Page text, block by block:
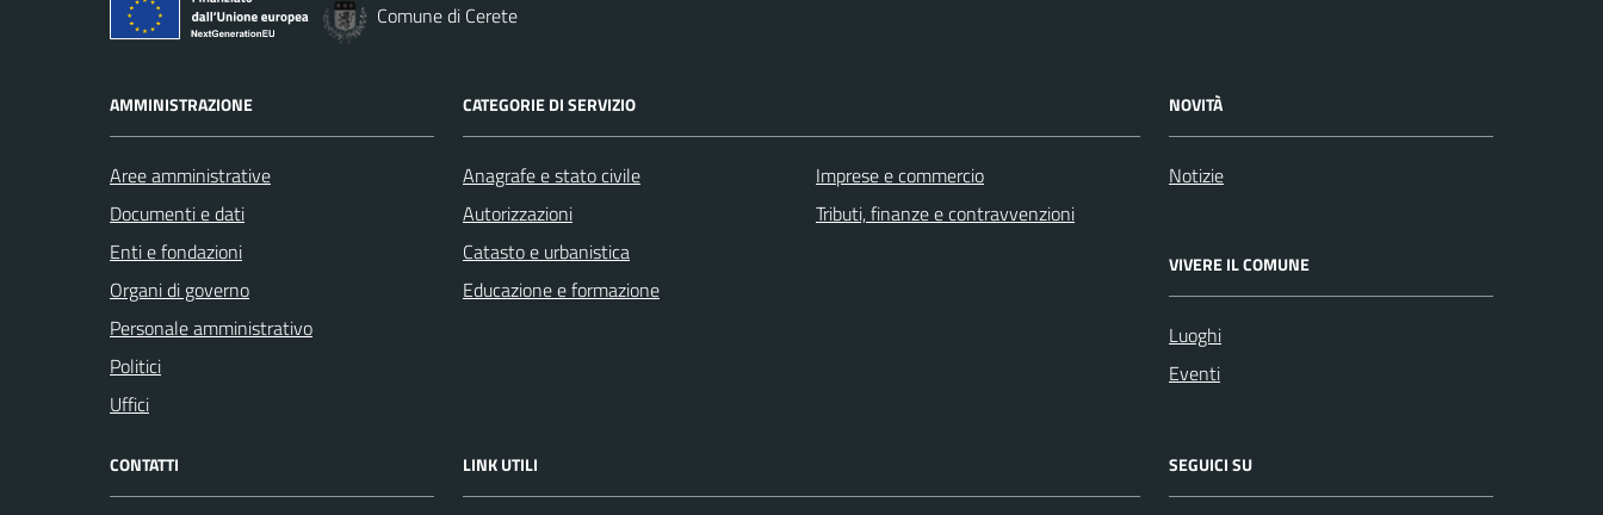
Comune di Cerete
AMMINISTRAZIONE
Aree amministrative
Documenti e dati
Enti e fondazioni
Organi di governo
Personale amministrativo
Politici
Uffici
CATEGORIE DI SERVIZIO
Anagrafe e stato civile
Autorizzazioni
Catasto e urbanistica
Educazione e formazione
Imprese e commercio
Tributi, finanze e contravvenzioni
NOVITÀ
Notizie
VIVERE IL COMUNE
Luoghi
Eventi
CONTATTI LINK UTILI SEGUICI SU